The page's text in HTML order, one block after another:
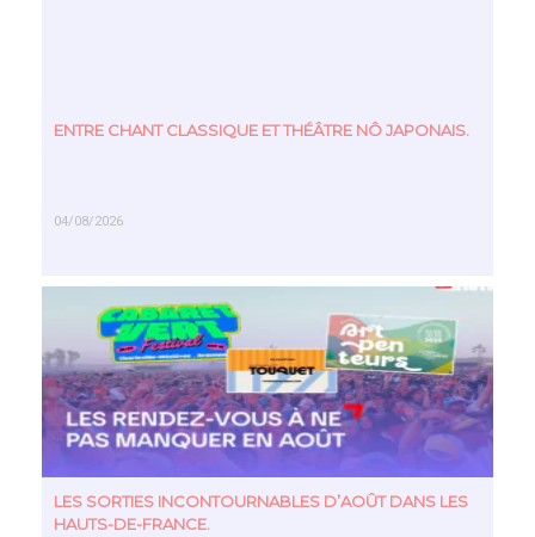
devenir
ENTRE CHANT CLASSIQUE ET THÉÂTRE NÔ JAPONAIS.
04/08/2026
EN SAVOIR PLUS
LES SORTIES INCONTOURNABLES D’AOÛT DANS LES
HAUTS-DE-FRANCE.